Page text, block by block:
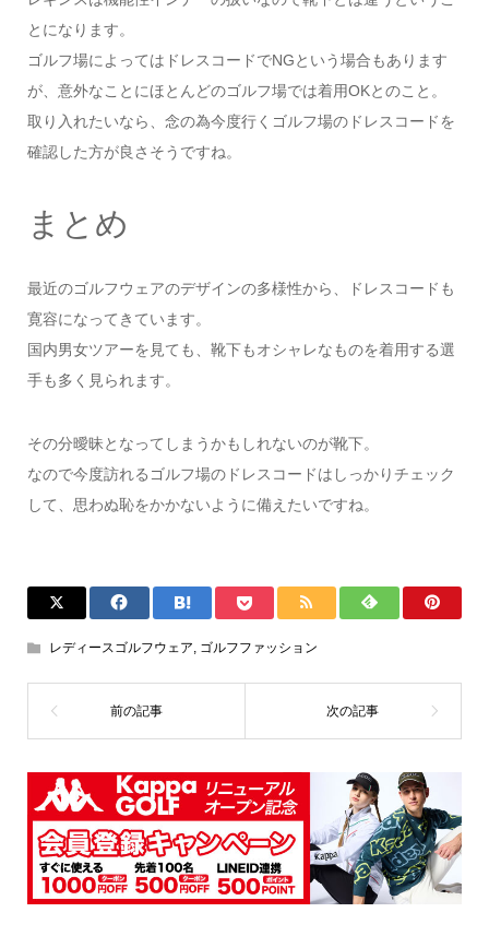
とになります。
ゴルフ場によってはドレスコードでNGという場合もあります
が、意外なことにほとんどのゴルフ場では着用OKとのこと。
取り入れたいなら、念の為今度行くゴルフ場のドレスコードを
確認した方が良さそうですね。
まとめ
最近のゴルフウェアのデザインの多様性から、ドレスコードも
寛容になってきています。
国内男女ツアーを見ても、靴下もオシャレなものを着用する選
手も多く見られます。
その分曖昧となってしまうかもしれないのが靴下。
なので今度訪れるゴルフ場のドレスコードはしっかりチェック
して、思わぬ恥をかかないように備えたいですね。
レディースゴルフウェア ゴルフファッション